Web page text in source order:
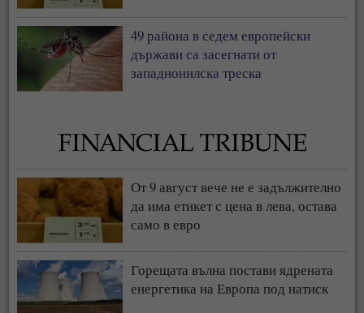
49 района в седем европейски
държави са засегнати от
западнонилска треска
От 9 август вече не е задължително
да има етикет с цена в лева, остава
само в евро
Горещата вълна постави ядрената
енергетика на Европа под натиск